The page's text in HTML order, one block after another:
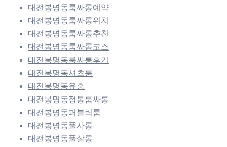
대전봉명동룸싸롱예약
대전봉명동룸싸롱위치
대전봉명동룸싸롱추천
대전봉명동룸싸롱코스
대전봉명동룸싸롱후기
대전봉명동셔츠룸
대전봉명동유흥
대전봉명동정통룸싸롱
대전봉명동퍼블릭룸
대전봉명동풀사롱
대전봉명동풀살롱